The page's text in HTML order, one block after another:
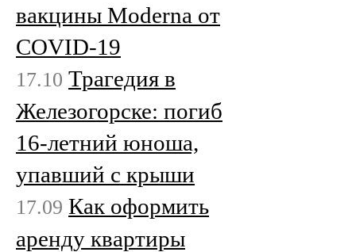
вакцины Moderna от
COVID-19
17.10 Трагедия в
Железогорске: погиб
16-летний юноша,
упавший с крыши
17.09 Как оформить
аренду квартиры